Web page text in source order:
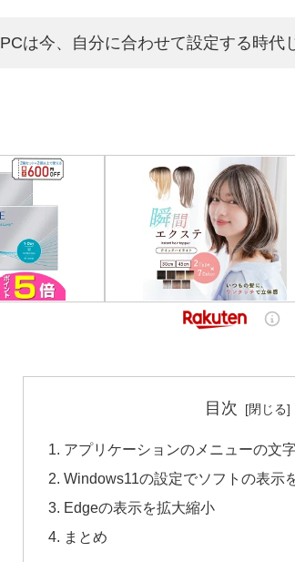
PCは今、自分に合わせて設定する時代
目次
アプリケーションのメニューの文
Windows11の設定でソフトの表示
Edgeの表示を拡大縮小
まとめ